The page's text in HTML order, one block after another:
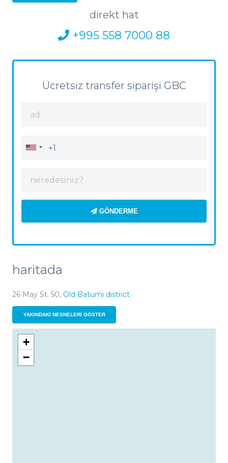
direkt hat
+995 558 7000 88
Ücretsiz transfer siparişi GBC
GÖNDERME
haritada
26 May St. 50, Old Batumi district
YAKINDAKI NESNELERI GÖSTER
+
−